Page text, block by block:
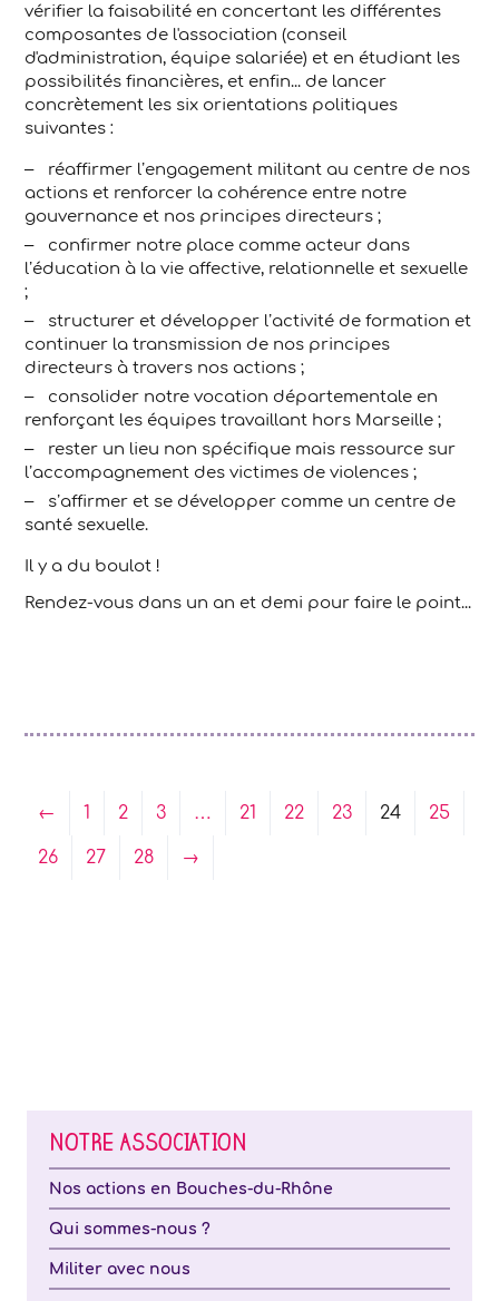
vérifier la faisabilité en concertant les différentes
composantes de l'association (conseil
d'administration, équipe salariée) et en étudiant les
possibilités financières, et enfin... de lancer
concrètement les six orientations politiques
suivantes :
réaffirmer l’engagement militant au centre de nos
actions et renforcer la cohérence entre notre
gouvernance et nos principes directeurs ;
confirmer notre place comme acteur dans
l’éducation à la vie affective, relationnelle et sexuelle
;
structurer et développer l’activité de formation et
continuer la transmission de nos principes
directeurs à travers nos actions ;
consolider notre vocation départementale en
renforçant les équipes travaillant hors Marseille ;
rester un lieu non spécifique mais ressource sur
l’accompagnement des victimes de violences ;
s’affirmer et se développer comme un centre de
santé sexuelle.
Il y a du boulot !
Rendez-vous dans un an et demi pour faire le point...
← 1 2 3 … 21 22 23 24 25
26 27 28 →
NOTRE ASSOCIATION
Nos actions en Bouches-du-Rhône
Qui sommes-nous ?
Militer avec nous